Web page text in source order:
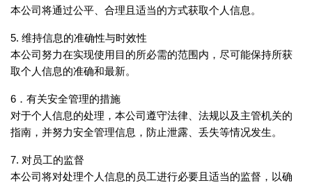
本公司将通过公平、合理且适当的方式获取个人信息。
5. 维持信息的准确性与时效性
本公司努力在实现使用目的所必需的范围内，尽可能保持所获
取个人信息的准确和最新。
6．有关安全管理的措施
对于个人信息的处理，本公司遵守法律、法规以及主管机关的
指南，并努力安全管理信息，防止泄露、丢失等情况发生。
7. 对员工的监督
本公司将对处理个人信息的员工进行必要且适当的监督，以确